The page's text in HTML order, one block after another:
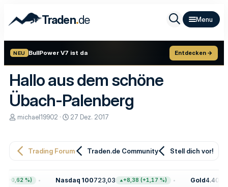
Traden.de
NEU BullPower V7 ist da Entdecken →
Hallo aus dem schöne
Übach-Palenberg
E
e
r
michael19902
E
e
a
27 Dez. 2017
Trading Forum Traden.de Community Stell dich vor!
(+0,62 %) Nasdaq 100723,03 +8,38 (+1,17 %) Gold